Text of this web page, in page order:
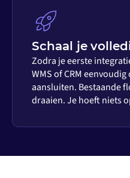
Schaal je
Zodra je eerste
WMS of CRM
aansluiten. Bestaande
draaien. Je hoeft niets